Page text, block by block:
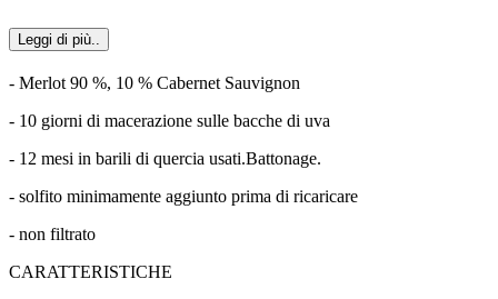
Leggi di più..
- Merlot 90 %, 10 % Cabernet Sauvignon
- 10 giorni di macerazione sulle bacche di uva
- 12 mesi in barili di quercia usati.Battonage.
- solfito minimamente aggiunto prima di ricaricare
- non filtrato
CARATTERISTICHE